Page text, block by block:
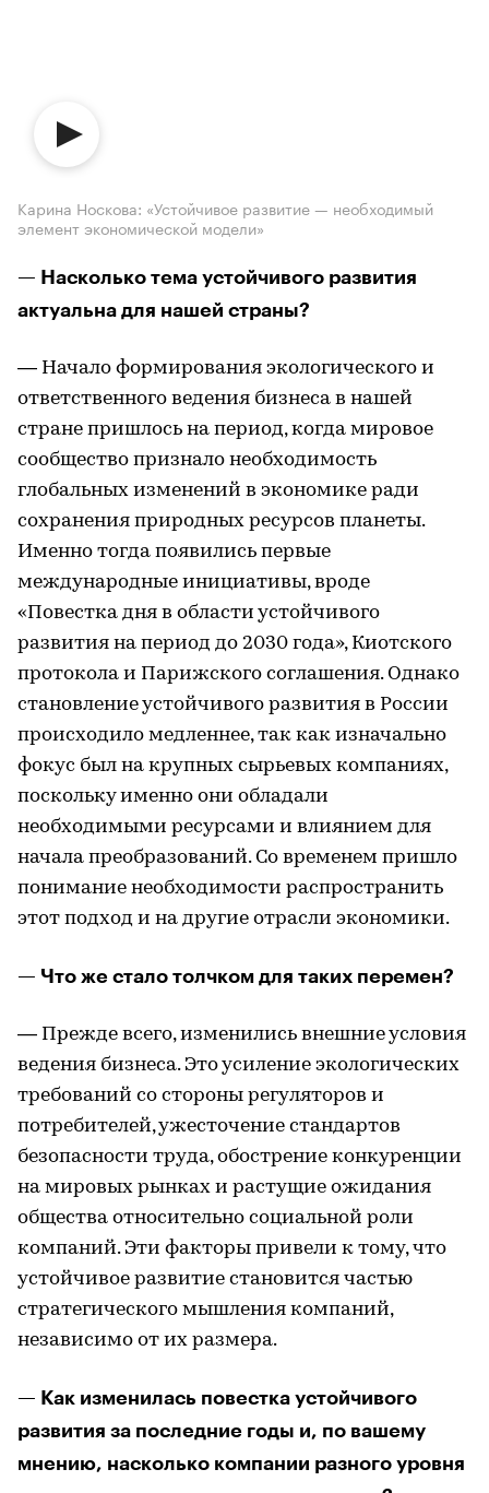
Карина Носкова: «Устойчивое развитие — необходимый
элемент экономической модели»
— Насколько тема устойчивого развития
актуальна для нашей страны?
— Начало формирования экологического и
ответственного ведения бизнеса в нашей
стране пришлось на период, когда мировое
сообщество признало необходимость
глобальных изменений в экономике ради
сохранения природных ресурсов планеты.
Именно тогда появились первые
международные инициативы, вроде
«Повестка дня в области устойчивого
развития на период до 2030 года», Киотского
протокола и Парижского соглашения. Однако
становление устойчивого развития в России
происходило медленнее, так как изначально
фокус был на крупных сырьевых компаниях,
поскольку именно они обладали
необходимыми ресурсами и влиянием для
начала преобразований. Со временем пришло
понимание необходимости распространить
этот подход и на другие отрасли экономики.
— Что же стало толчком для таких перемен?
— Прежде всего, изменились внешние условия
ведения бизнеса. Это усиление экологических
требований со стороны регуляторов и
потребителей, ужесточение стандартов
безопасности труда, обострение конкуренции
на мировых рынках и растущие ожидания
общества относительно социальной роли
компаний. Эти факторы привели к тому, что
устойчивое развитие становится частью
стратегического мышления компаний,
независимо от их размера.
— Как изменилась повестка устойчивого
развития за последние годы и, по вашему
мнению, насколько компании разного уровня